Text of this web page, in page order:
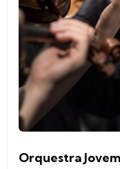
Orquestra